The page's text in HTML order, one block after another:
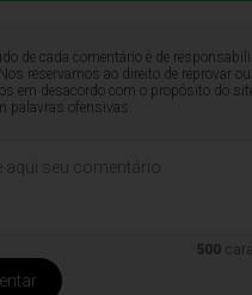
de cada comentário é de
reservamos ao direito de reprovar
em desacordo com o propósito do
palavras ofensivas.
500